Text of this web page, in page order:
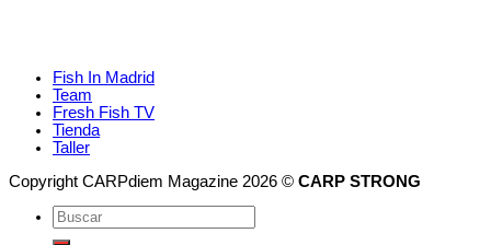
Fish In Madrid
Team
Fresh Fish TV
Tienda
Taller
Copyright CARPdiem Magazine 2026 © CARP STRONG